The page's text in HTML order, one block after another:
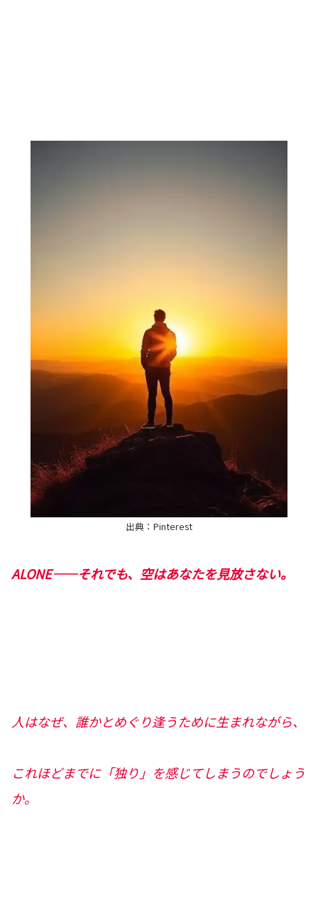
出典：Pinterest
ALONE――それでも、空はあなたを見放さない。
人はなぜ、誰かとめぐり逢うために生まれながら、
これほどまでに「独り」を感じてしまうのでしょう
か。